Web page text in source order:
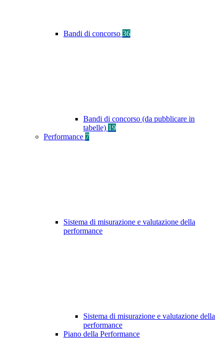
Bandi di concorso 36
Bandi di concorso (da pubblicare in
tabelle) 19
Performance 7
Sistema di misurazione e valutazione della
performance
Sistema di misurazione e valutazione della
performance
Piano della Performance